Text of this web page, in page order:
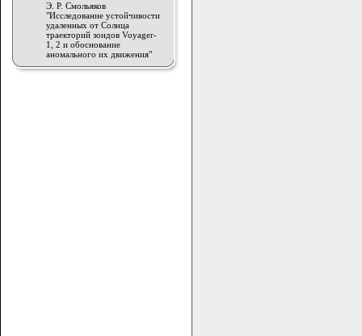
Э. Р. Смольяков
"Исследование устойчивости
удаленных от Солнца
траекторий зондов Voyager-
1, 2 и обоснование
аномального их движения"